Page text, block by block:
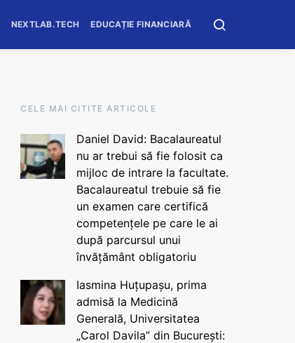
NEXTLAB.TECH EDUCAȚIE FINANCIARĂ
CELE MAI CITITE ARTICOLE
Daniel David: Bacalaureatul
nu ar trebui să fie folosit ca
mijloc de intrare la facultate.
Bacalaureatul trebuie să fie
un examen care certifică
competențele pe care le ai
după parcursul unui
învățământ obligatoriu
Iasmina Huțupașu, prima
admisă la Medicină
Generală, Universitatea
„Carol Davila” din București: